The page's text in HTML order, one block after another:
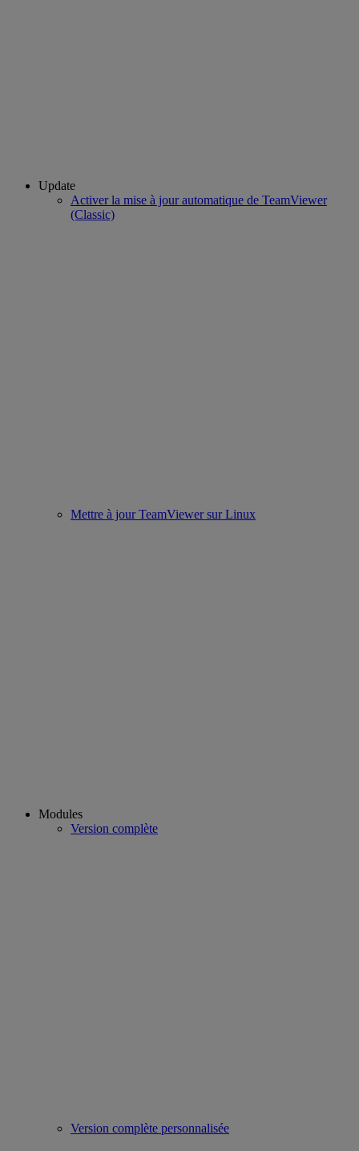
Update
Activer la mise à jour automatique de TeamViewer
(Classic)
Mettre à jour TeamViewer sur Linux
Modules
Version complète
Version complète personnalisée